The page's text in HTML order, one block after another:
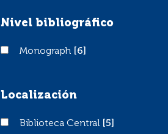
Nivel bibliográfico
Monograph
Monograph [6]
Localización
Biblioteca Central
Biblioteca Central [5]